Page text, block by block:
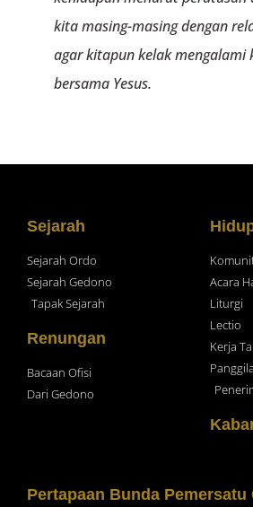
kita masing-masing dengan
agar kitapun kelak mengalami
bersama Yesus.
Sejarah
Sejarah Ordo
Sejarah Gedono
Tapak Sejarah
Renungan
Bacaan Ofisi
Dari Gedono
Acara
Liturgi
Lectio
Kerja
Pertapaan Bunda Pemersatu